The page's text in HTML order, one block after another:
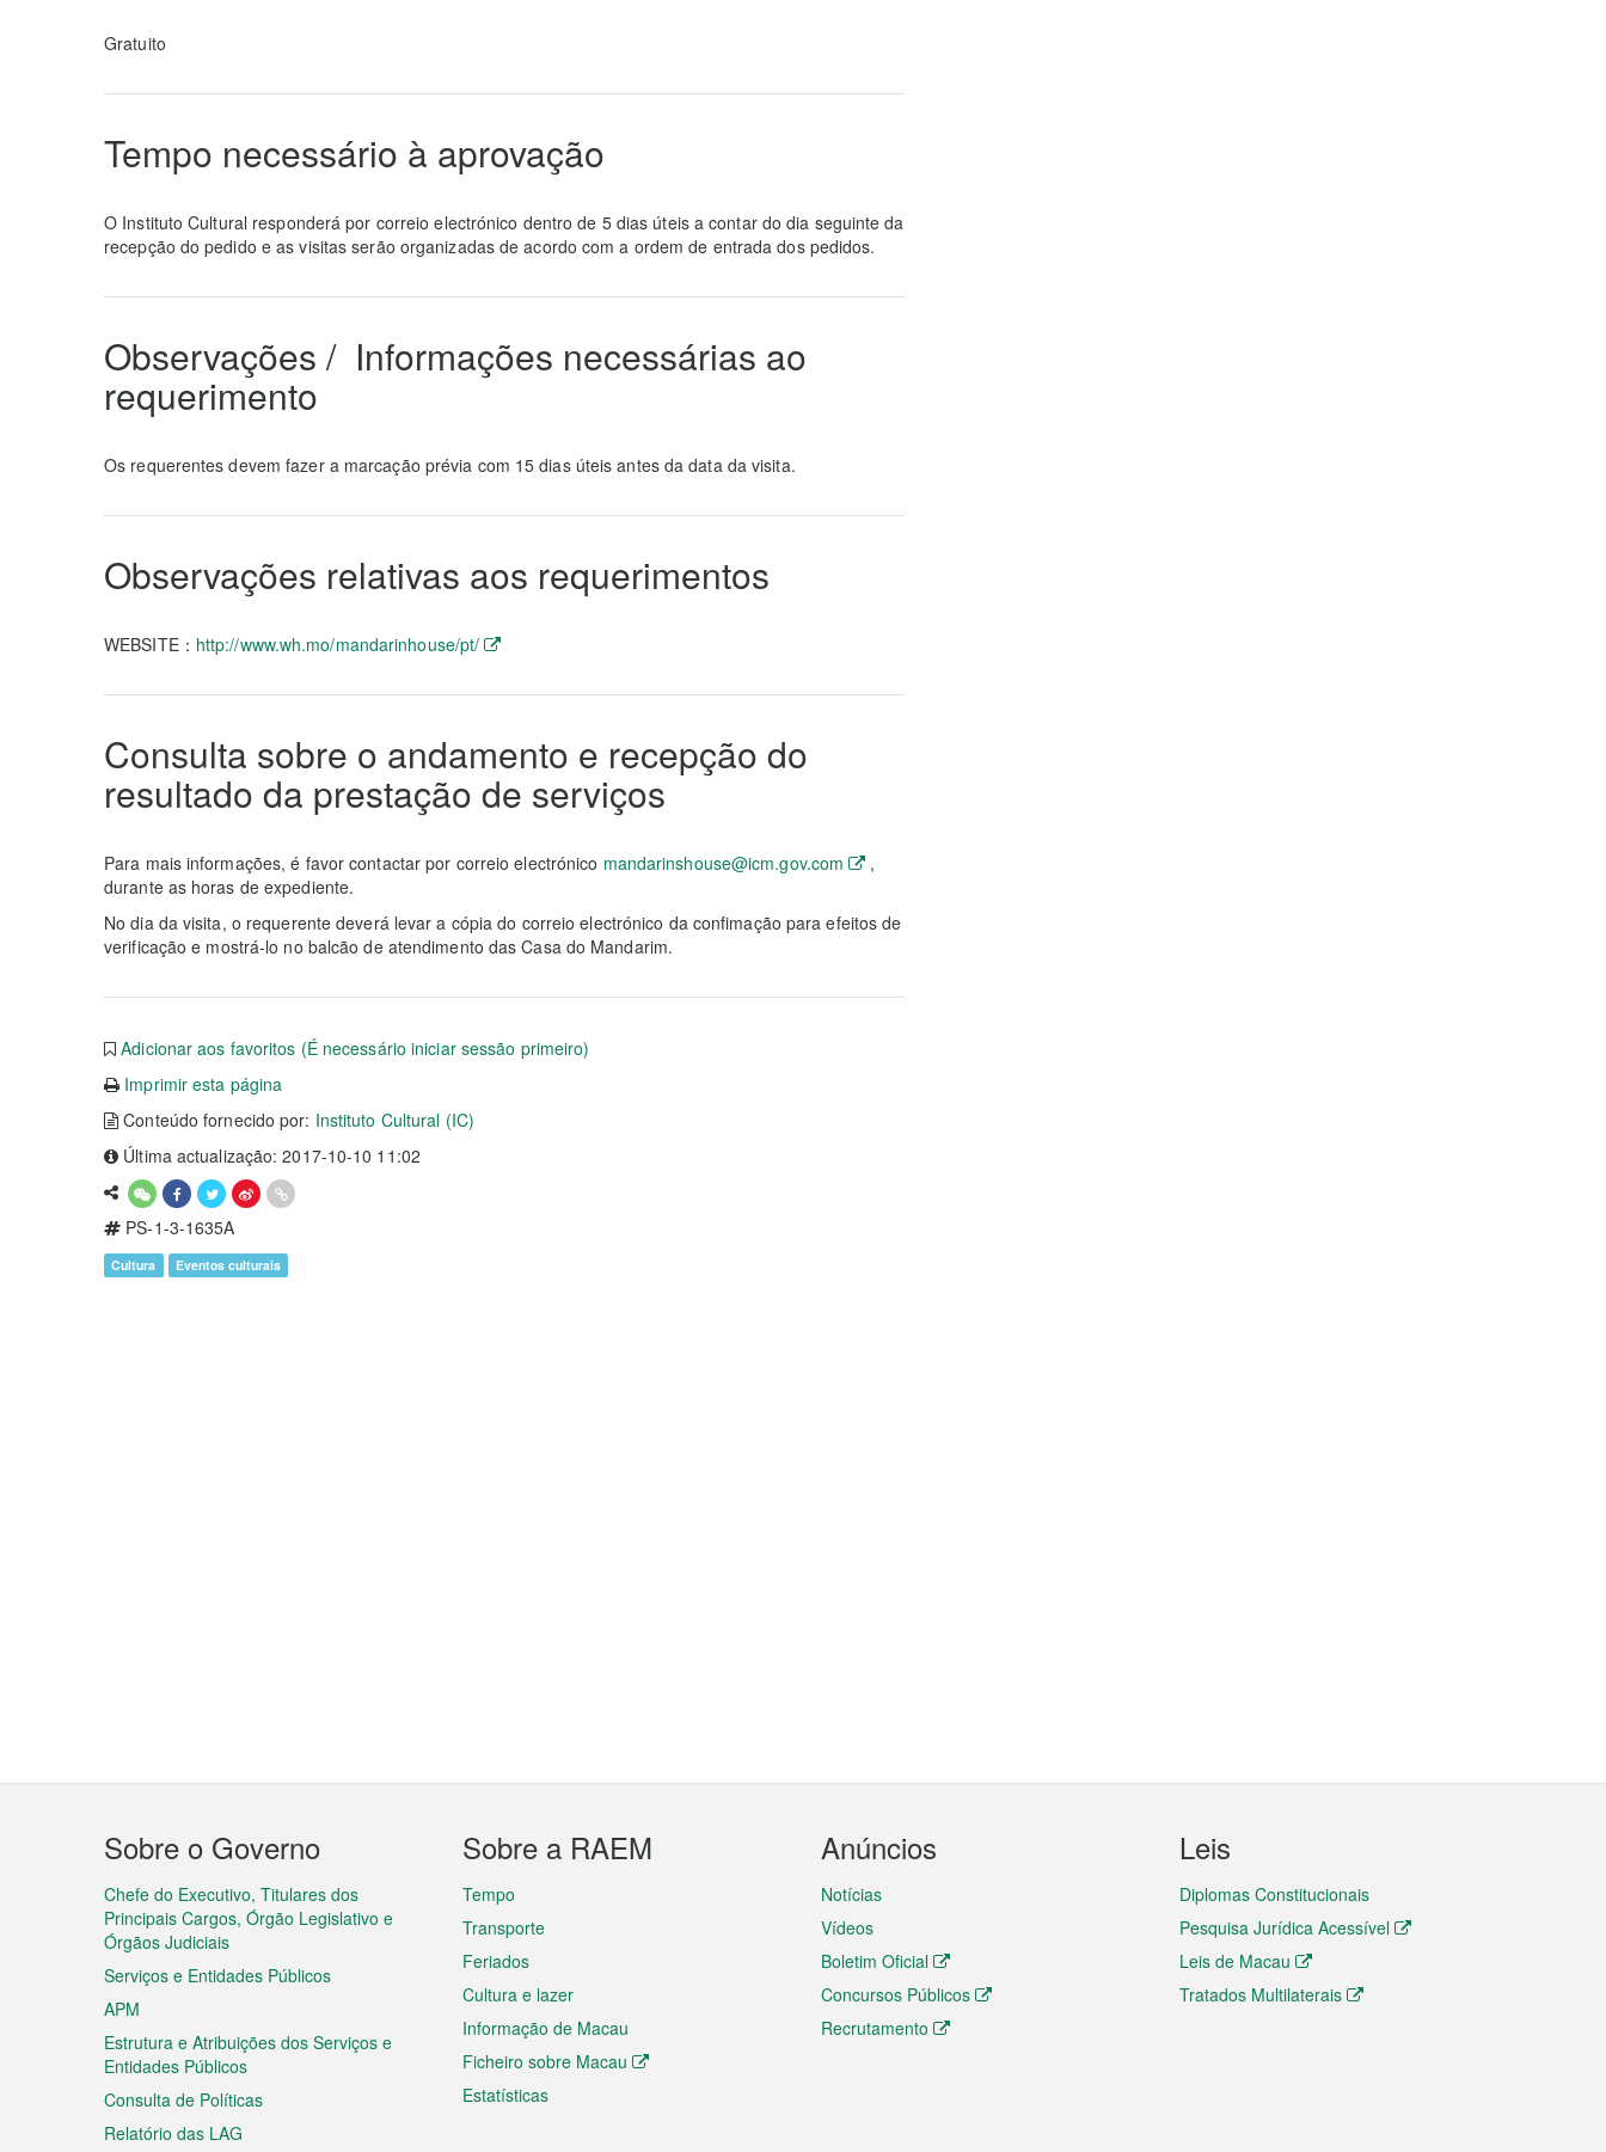
Gratuito
Tempo necessário à aprovação
O Instituto Cultural responderá por correio electrónico dentro de 5 dias úteis a contar do dia seguinte da
recepção do pedido e as visitas serão organizadas de acordo com a ordem de entrada dos pedidos.
Observações / Informações necessárias ao
requerimento
Os requerentes devem fazer a marcação prévia com 15 dias úteis antes da data da visita.
Observações relativas aos requerimentos
WEBSITE： http://www.wh.mo/mandarinhouse/pt/
Consulta sobre o andamento e recepção do
resultado da prestação de serviços
Para mais informações, é favor contactar por correio electrónico mandarinshouse@icm.gov.com
,
durante as horas de expediente.
No dia da visita, o requerente deverá levar a cópia do correio electrónico da confimação para efeitos de
verificação e mostrá-lo no balcão de atendimento das Casa do Mandarim.
Adicionar aos favoritos (É necessário iniciar sessão primeiro)
Imprimir esta página
Conteúdo fornecido por: Instituto Cultural (IC)
Última actualização: 2017-10-10 11:02
PS-1-3-1635A
Cultura Eventos culturais
Menu
do
rodapé
Sobre o Governo
Chefe do Executivo, Titulares dos
Principais Cargos, Órgão Legislativo e
Órgãos Judiciais
Serviços e Entidades Públicos
APM
Estrutura e Atribuições dos Serviços e
Entidades Públicos
Consulta de Políticas
Relatório das LAG
Sobre a RAEM
Tempo
Transporte
Feriados
Cultura e lazer
Informação de Macau
Ficheiro sobre Macau
Estatísticas
Anúncios
Notícias
Vídeos
Boletim Oficial
Concursos Públicos
Recrutamento
Leis
Diplomas Constitucionais
Pesquisa Jurídica Acessível
Leis de Macau
Tratados Multilaterais